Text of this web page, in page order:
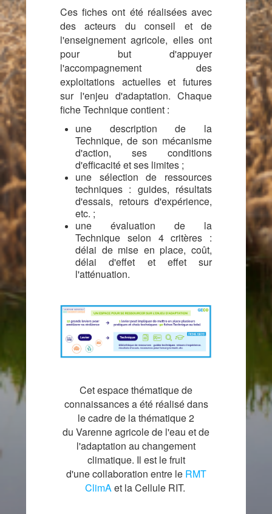
Ces fichesont été réalisées avec
des acteurs du conseil et de
l'enseignement agricole, elles ont
pour but d'appuyer
l'accompagnement des
exploitations actuelles et futures
sur l'enjeu d'adaptation. Chaque
fiche Technique contient :
une description de la
Technique, de son mécanisme
d'action, ses conditions
d'efficacité et ses limites ;
une sélection de ressources
techniques : guides, résultats
d'essais, retours d'expérience,
etc. ;
une évaluation de la
Technique selon 4 critères :
délai de mise en place, coût,
délai d'effet et effet sur
l'atténuation.
Cet espace thématique de
connaissances a été réalisé dans
le cadre de la thématique 2
du Varenne agricole de l'eau et de
l'adaptation au changement
climatique. Il est le fruit
d'unecollaboration entre le RMT
ClimAet la Cellule RIT.